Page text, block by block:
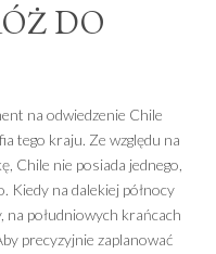
DO
na odwiedzenie Chile
tego kraju. Ze względu na
Chile nie posiada jednego,
Kiedy na dalekiej północy
na południowych krańcach
precyzyjnie zaplanować